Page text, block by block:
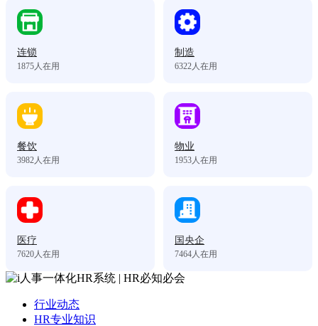
连锁
1875人在用
制造
6322人在用
餐饮
3982人在用
物业
1953人在用
医疗
7620人在用
国央企
7464人在用
行业动态
HR专业知识